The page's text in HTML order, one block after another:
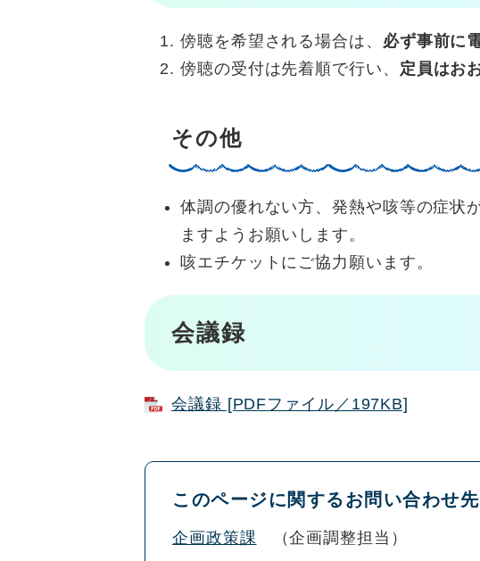
傍聴を希望される場合は、 必ず事前に
傍聴の受付は先着順で行い、 定員はお
その他
体調の優れない方、発熱や咳等の症状
ますようお願いします。
咳エチケットにご協力願います。
会議録
会議録 [PDFファイル／197KB]
このページに関するお問い合わせ先
企画政策課 企画調整担当